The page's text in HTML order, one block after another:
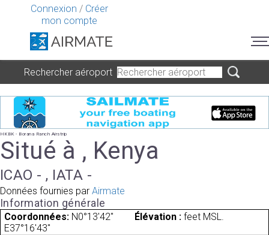
Connexion / Créer
mon compte
Rechercher aéroport
HKBK - Borana Ranch Airstrip
Situé à , Kenya
ICAO - , IATA -
Données fournies par Airmate
Information générale
Coordonnées: N0°13'42"
E37°16'43"
Élévation : feet MSL.